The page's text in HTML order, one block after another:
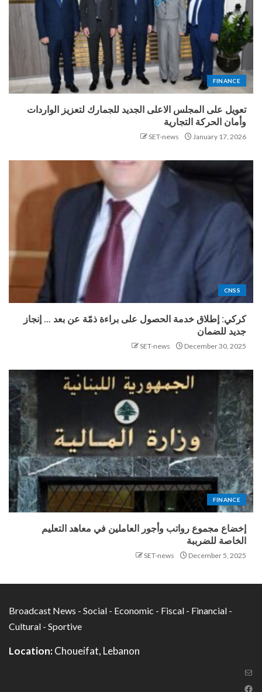
FINANCE
تعويل على المجلس الاعلى الجديد للجمارك لتعزيز الواردات
وأمان الحركة التجارية
January 17, 2026
SET-news
CNSS
كركي: إطلاق خدمة الحصول على براءة ذمّة عن بعد … إنجاز
جديد للضمان
December 30, 2025
SET-news
FINANCE
إخضاع مجموع رواتب وأجور العاملين في معاهد التعليم
الخاصة للضرببة
December 5, 2025
SET-news
Broadcast News - Social - Economic - Fiscal - Financial -
Cultural - Sportive
Location:Choueifat, Lebanon